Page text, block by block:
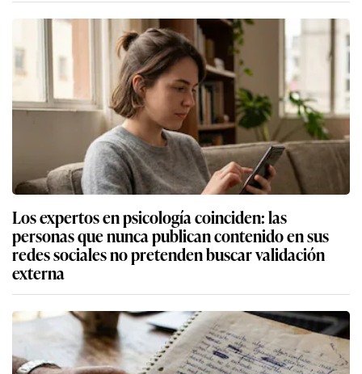
Los expertos en psicología coinciden: las
personas que nunca publican contenido en sus
redes sociales no pretenden buscar validación
externa